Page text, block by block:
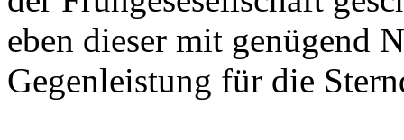
eben dieser mit genügend
Gegenleistung für die